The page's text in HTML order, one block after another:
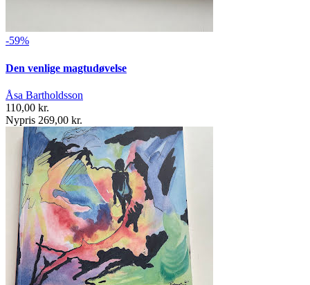
-59%
Den venlige magtudøvelse
Åsa Bartholdsson
110,00 kr.
Nypris 269,00 kr.